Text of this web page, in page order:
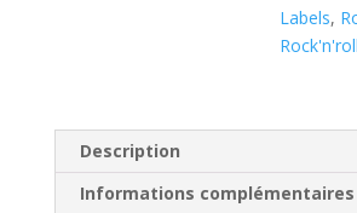
CD
)
Labels,
Description
Informations complémentaires